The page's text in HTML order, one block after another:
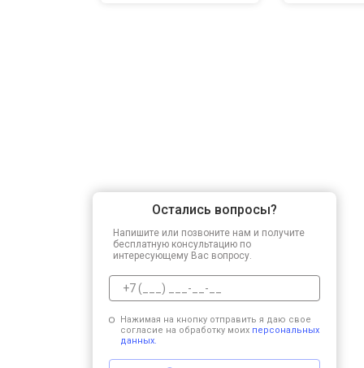
Остались вопросы?
Напишите или позвоните нам и получите
бесплатную консультацию по
интересующему Вас вопросу.
Нажимая на кнопку отправить я даю свое
согласие на обработку моих персональных
данных.